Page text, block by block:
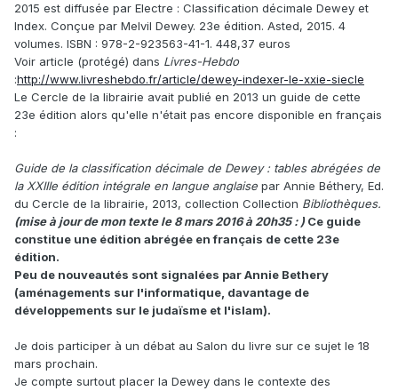
2015 est diffusée par Electre : Classification décimale Dewey et
Index. Conçue par Melvil Dewey. 23e édition. Asted, 2015. 4
volumes. ISBN : 978-2-923563-41-1. 448,37 euros
Voir article (protégé) dans Livres-Hebdo
:http://www.livreshebdo.fr/article/dewey-indexer-le-xxie-siecle
Le Cercle de la librairie avait publié en 2013 un guide de cette
23e édition alors qu'elle n'était pas encore disponible en français
:
Guide de la classification décimale de Dewey : tables abrégées de
la XXIIIe édition intégrale en langue anglaise par Annie Béthery, Ed.
du Cercle de la librairie, 2013, collection Collection Bibliothèques.
(mise à jour de mon texte le 8 mars 2016 à 20h35 : )Ce guide
constitue une édition abrégée en français de cette 23e
édition.
Peu de nouveautés sont signalées par Annie Bethery
(aménagements sur l'informatique, davantage de
développements sur le judaïsme et l'islam).
Je dois participer à un débat au Salon du livre sur ce sujet le 18
mars prochain.
Je compte surtout placer la Dewey dans le contexte des